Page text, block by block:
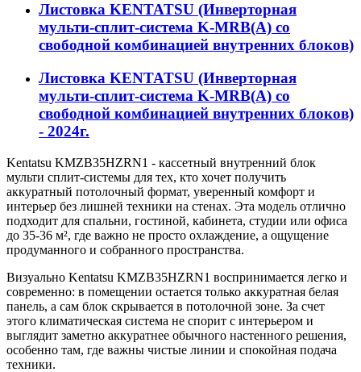
Листовка KENTATSU (Инверторная
мульти-сплит-система K-MRB(A) со
свободной комбинацией внутренних блоков)
Листовка KENTATSU (Инверторная
мульти-сплит-система K-MRB(A) со
свободной комбинацией внутренних блоков)
- 2024г.
Kentatsu KMZB35HZRN1 - кассетный внутренний блок
мульти сплит-системы для тех, кто хочет получить
аккуратный потолочный формат, уверенный комфорт и
интерьер без лишней техники на стенах. Эта модель отлично
подходит для спальни, гостиной, кабинета, студии или офиса
до 35-36 м², где важно не просто охлаждение, а ощущение
продуманного и собранного пространства.
Визуально Kentatsu KMZB35HZRN1 воспринимается легко и
современно: в помещении остается только аккуратная белая
панель, а сам блок скрывается в потолочной зоне. За счет
этого климатическая система не спорит с интерьером и
выглядит заметно аккуратнее обычного настенного решения,
особенно там, где важны чистые линии и спокойная подача
техники.